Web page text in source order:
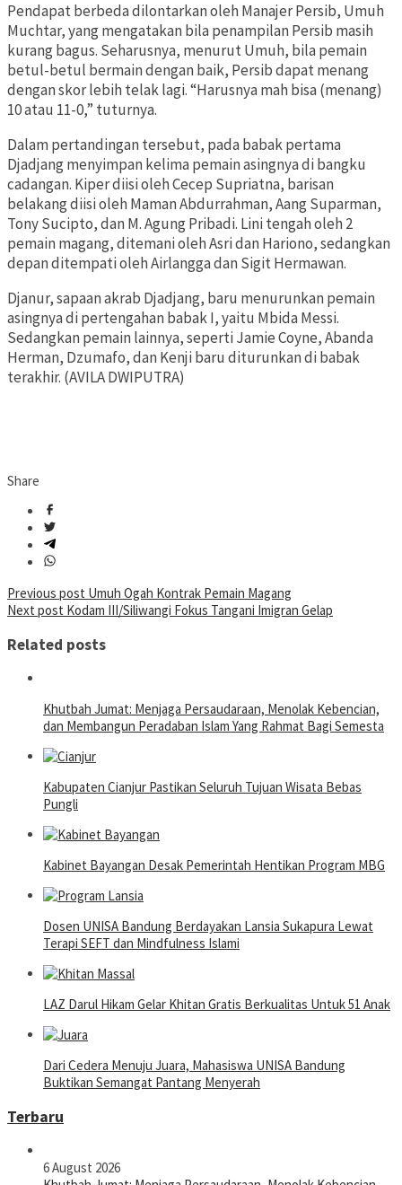
Pendapat berbeda dilontarkan oleh Manajer Persib, Umuh
Muchtar, yang mengatakan bila penampilan Persib masih
kurang bagus. Seharusnya, menurut Umuh, bila pemain
betul-betul bermain dengan baik, Persib dapat menang
dengan skor lebih telak lagi. “Harusnya mah bisa (menang)
10 atau 11-0,” tuturnya.
Dalam pertandingan tersebut, pada babak pertama
Djadjang menyimpan kelima pemain asingnya di bangku
cadangan. Kiper diisi oleh Cecep Supriatna, barisan
belakang diisi oleh Maman Abdurrahman, Aang Suparman,
Tony Sucipto, dan M. Agung Pribadi. Lini tengah oleh 2
pemain magang, ditemani oleh Asri dan Hariono, sedangkan
depan ditempati oleh Airlangga dan Sigit Hermawan.
Djanur, sapaan akrab Djadjang, baru menurunkan pemain
asingnya di pertengahan babak I, yaitu Mbida Messi.
Sedangkan pemain lainnya, seperti Jamie Coyne, Abanda
Herman, Dzumafo, dan Kenji baru diturunkan di babak
terakhir. (AVILA DWIPUTRA)
Share
Post
navigation
Previous post Umuh Ogah Kontrak Pemain Magang
Next post Kodam III/Siliwangi Fokus Tangani Imigran Gelap
Related posts
Khutbah Jumat: Menjaga Persaudaraan, Menolak Kebencian,
dan Membangun Peradaban Islam Yang Rahmat Bagi Semesta
Kabupaten Cianjur Pastikan Seluruh Tujuan Wisata Bebas
Pungli
Kabinet Bayangan Desak Pemerintah Hentikan Program MBG
Dosen UNISA Bandung Berdayakan Lansia Sukapura Lewat
Terapi SEFT dan Mindfulness Islami
LAZ Darul Hikam Gelar Khitan Gratis Berkualitas Untuk 51 Anak
Dari Cedera Menuju Juara, Mahasiswa UNISA Bandung
Buktikan Semangat Pantang Menyerah
Terbaru
6 August 2026